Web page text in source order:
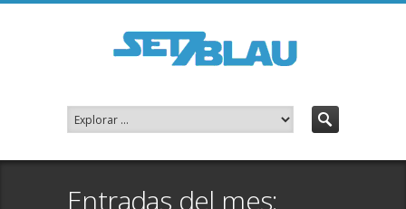
Entradas del mes: